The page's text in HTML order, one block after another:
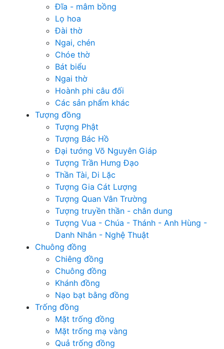
Đĩa - mâm bồng
Lọ hoa
Đài thờ
Ngai, chén
Chóe thờ
Bát biểu
Ngai thờ
Hoành phi câu đối
Các sản phẩm khác
Tượng đồng
Tượng Phật
Tượng Bác Hồ
Đại tướng Võ Nguyên Giáp
Tượng Trần Hưng Đạo
Thần Tài, Di Lặc
Tượng Gia Cát Lượng
Tượng Quan Vân Trường
Tượng truyền thần - chân dung
Tượng Vua - Chúa - Thánh - Anh Hùng -
Danh Nhân - Nghệ Thuật
Chuông đồng
Chiêng đồng
Chuông đồng
Khánh đồng
Nạo bạt bằng đồng
Trống đồng
Mặt trống đồng
Mặt trống mạ vàng
Quả trống đồng